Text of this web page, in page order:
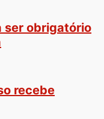
ser obrigatório
recebe